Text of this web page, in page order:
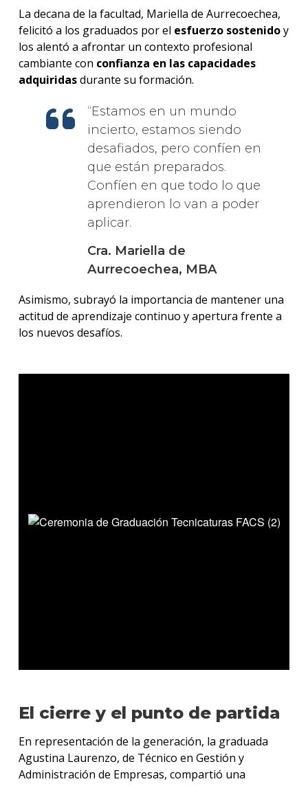
La decana de la facultad, Mariella de Aurrecoechea,
felicitó a los graduados por el esfuerzo sostenidoy
los alentó a afrontar un contexto profesional
cambiante con confianza en las capacidades
adquiridasdurante su formación.
Estamos en un mundo
incierto, estamos siendo
desafiados, pero confíen en
que están preparados.
Confíen en que todo lo que
aprendieron lo van a poder
aplicar.
Cra. Mariella de
Aurrecoechea, MBA
Asimismo, subrayó la importancia de mantener una
actitud de aprendizaje continuo y apertura frente a
los nuevos desafíos.
El cierre y el punto de partida
En representación de la generación, la graduada
Agustina Laurenzo, de Técnico en Gestión y
Administración de Empresas, compartió una